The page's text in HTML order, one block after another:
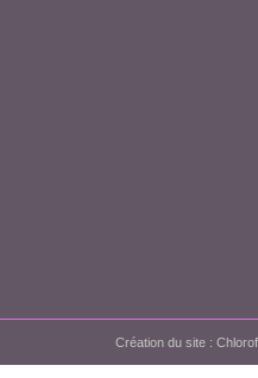
Création du site :